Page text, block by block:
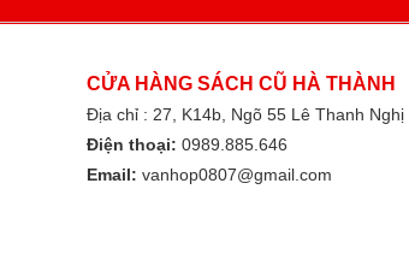
CỬA HÀNG SÁCH CŨ HÀ THÀNH
Địa chỉ : 27, K14b, Ngõ 55 Lê Thanh
Điện thoại: 0989.885.646
Email: vanhop0807@gmail.com